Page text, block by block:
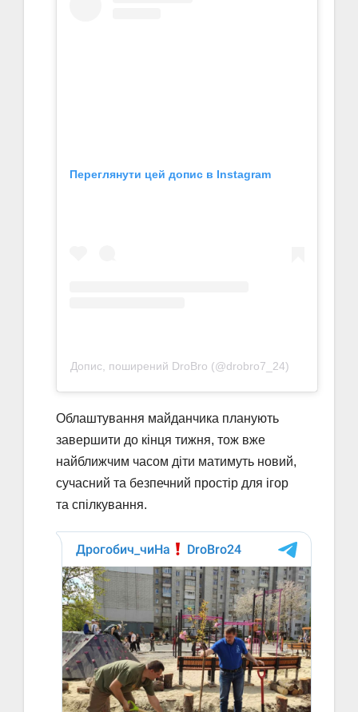
Переглянути цей допис в Instagram
Допис, поширений DroBro (@drobro7_24)
Облаштування майданчика планують
завершити до кінця тижня, тож вже
найближчим часом діти матимуть новий,
сучасний та безпечний простір для ігор
та спілкування.